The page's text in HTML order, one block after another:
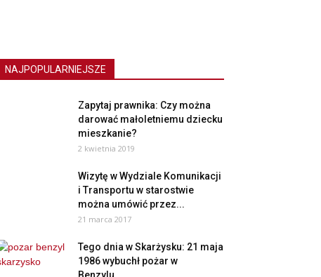
NAJPOPULARNIEJSZE
Zapytaj prawnika: Czy można
darować małoletniemu dziecku
mieszkanie?
2 kwietnia 2019
Wizytę w Wydziale Komunikacji
i Transportu w starostwie
można umówić przez...
21 marca 2017
Tego dnia w Skarżysku: 21 maja
1986 wybuchł pożar w